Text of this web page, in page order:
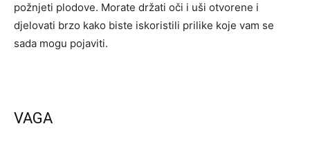
požnjeti plodove. Morate držati oči i uši otvorene i
djelovati brzo kako biste iskoristili prilike koje vam se
sada mogu pojaviti.
VAGA